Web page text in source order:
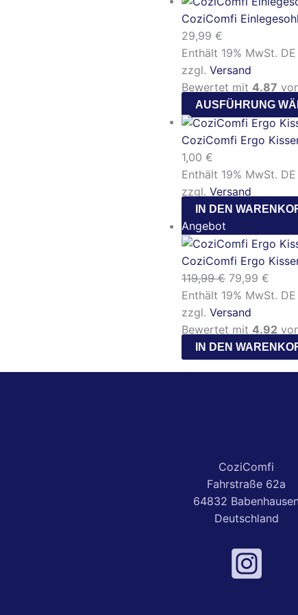
CoziComfi
29,99 €
Enthält 19% MwSt. DE
zzgl. Versand
Bewertet mit 4.87
AUSFÜHRUNG
CoziComfi Ergo
1,00 €
Enthält 19% MwSt. DE
zzgl. Versand
IN DEN
Angebot
CoziComfi Ergo
119,99€ 79,99 €
Enthält 19% MwSt. DE
zzgl. Versand
Bewertet mit 4.92
IN DEN
CoziComfi
Fahrstraße 62a
64832 Babenhausen
Deutschland